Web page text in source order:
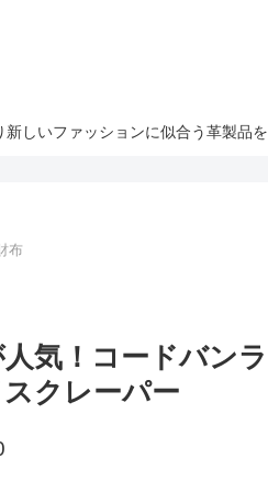
新しいファッションに似合う革製品
布
気！コードバン
クレーパー